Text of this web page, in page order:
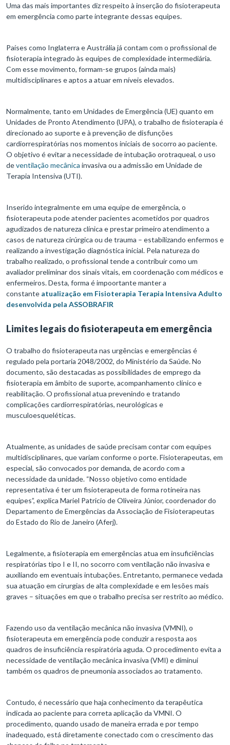
Uma das mais importantes diz respeito à inserção do fisioterapeuta
em emergência como parte integrante dessas equipes.
Países como Inglaterra e Austrália já contam com o profissional de
fisioterapia integrado às equipes de complexidade intermediária.
Com esse movimento, formam-se grupos (ainda mais)
multidisciplinares e aptos a atuar em níveis elevados.
Normalmente, tanto em Unidades de Emergência (UE) quanto em
Unidades de Pronto Atendimento (UPA), o trabalho de fisioterapia é
direcionado ao suporte e à prevenção de disfunções
cardiorrespiratórias nos momentos iniciais de socorro ao paciente.
O objetivo é evitar a necessidade de intubação orotraqueal, o uso
deventilação mecânica invasiva ou a admissão em Unidade de
Terapia Intensiva (UTI).
Inserido integralmente em uma equipe de emergência, o
fisioterapeuta pode atender pacientes acometidos por quadros
agudizados de natureza clínica e prestar primeiro atendimento a
casos de natureza cirúrgica ou de trauma – estabilizando enfermos e
realizando a investigação diagnóstica inicial. Pela natureza do
trabalho realizado, o profissional tende a contribuir como um
avaliador preliminar dos sinais vitais, em coordenação com médicos e
enfermeiros. Desta, forma é impoortante manter a
constante atualização em Fisioterapia Terapia Intensiva Adulto
desenvolvida pela ASSOBRAFIR
Limites legais do fisioterapeuta em emergência
O trabalho do fisioterapeuta nas urgências e emergências é
regulado pela portaria 2048/2002, do Ministério da Saúde. No
documento, são destacadas as possibilidades de emprego da
fisioterapia em âmbito de suporte, acompanhamento clínico e
reabilitação. O profissional atua prevenindo e tratando
complicações cardiorrespiratórias, neurológicas e
musculoesqueléticas.
Atualmente, as unidades de saúde precisam contar com equipes
multidisciplinares, que variam conforme o porte. Fisioterapeutas, em
especial, são convocados por demanda, de acordo com a
necessidade da unidade. “Nosso objetivo como entidade
representativa é ter um fisioterapeuta de forma rotineira nas
equipes”, explica Mariel Patricio de Oliveira Júnior, coordenador do
Departamento de Emergências da Associação de Fisioterapeutas
do Estado do Rio de Janeiro (Aferj).
Legalmente, a fisioterapia em emergências atua em insuficiências
respiratórias tipo I e II, no socorro com ventilação não invasiva e
auxiliando em eventuais intubações. Entretanto, permanece vedada
sua atuação em cirurgias de alta complexidade e em lesões mais
graves – situações em que o trabalho precisa ser restrito ao médico.
Fazendo uso da ventilação mecânica não invasiva (VMNI), o
fisioterapeuta em emergência pode conduzir a resposta aos
quadros de insuficiência respiratória aguda. O procedimento evita a
necessidade de ventilação mecânica invasiva (VMI) e diminui
também os quadros de pneumonia associados ao tratamento.
Contudo, é necessário que haja conhecimento da terapêutica
indicada ao paciente para correta aplicação da VMNI. O
procedimento, quando usado de maneira errada e por tempo
inadequado, está diretamente conectado com o crescimento das